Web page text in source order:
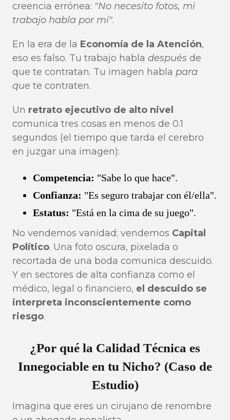
creencia errónea: "No necesito fotos, mi
trabajo habla por mí".
En la era de la Economía de la Atención,
eso es falso. Tu trabajo habla después de
que te contratan. Tu imagen habla para
que te contraten.
Un retrato ejecutivo de alto nivel
comunica tres cosas en menos de 0.1
segundos (el tiempo que tarda el cerebro
en juzgar una imagen):
Competencia: "Sabe lo que hace".
Confianza: "Es seguro trabajar con él/ella".
Estatus: "Está en la cima de su juego".
No vendemos vanidad; vendemos Capital
Político. Una foto oscura, pixelada o
recortada de una boda comunica descuido.
Y en sectores de alta confianza como el
médico, legal o financiero, el descuido se
interpreta inconscientemente como
riesgo.
¿Por qué la Calidad Técnica es
Innegociable en tu Nicho? (Caso de
Estudio)
Imagina que eres un cirujano de renombre